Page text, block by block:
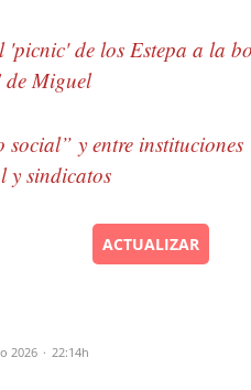
de los Estepa a la
Miguel
y entre
y sindicatos
ACTUALIZAR
2026 22:14h